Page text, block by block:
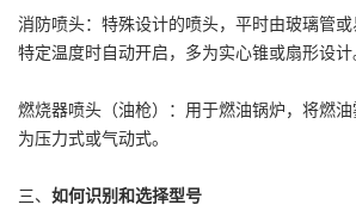
消防喷头：特殊设计的喷头，平时由玻璃管
特定温度时自动开启，多为实心锥或扇形设计
燃烧器喷头（油枪）：用于燃油锅炉，将燃
为压力式或气动式。
三、 如何识别和选择型号